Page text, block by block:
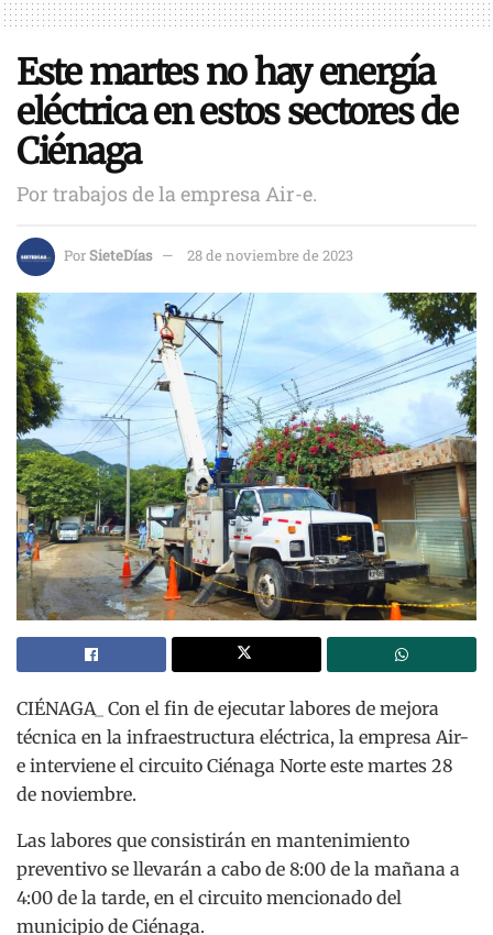
Este martes no hay energía
eléctrica en estos sectores de
Ciénaga
Por trabajos de la empresa Air-e.
PorSieteDías 28 de noviembre de 2023
CIÉNAGA_ Con el fin de ejecutar labores de mejora
técnica en la infraestructura eléctrica, la empresa Air-
e interviene el circuito Ciénaga Norte este martes 28
de noviembre.
Las labores que consistirán en mantenimiento
preventivo se llevarán a cabo de 8:00 de la mañana a
4:00 de la tarde, en el circuito mencionado del
municipio de Ciénaga.